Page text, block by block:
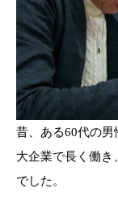
昔、ある60代の男
大企業で長く働き
でした。